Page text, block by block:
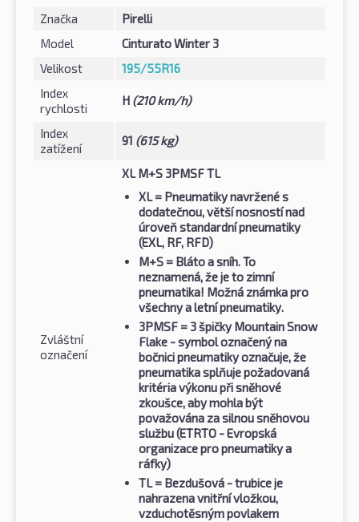
Značka
Pirelli
Model
Cinturato Winter 3
Velikost
195/55R16
Index
rychlosti
H (210 km/h)
Index
zatížení
91 (615 kg)
Zvláštní
označení
XL M+S 3PMSF TL
XL= Pneumatiky navržené s
dodatečnou, větší nosností nad
úroveň standardní pneumatiky
(EXL, RF, RFD)
M+S = Bláto a sníh. To
neznamená, že je to zimní
pneumatika! Možná známka pro
všechny a letní pneumatiky.
3PMSF = 3 špičky Mountain Snow
Flake - symbol označený na
bočnici pneumatiky označuje, že
pneumatika splňuje požadovaná
kritéria výkonu při sněhové
zkoušce, aby mohla být
považována za silnou sněhovou
službu (ETRTO - Evropská
organizace pro pneumatiky a
ráfky)
TL= Bezdušová - trubice je
nahrazena vnitřní vložkou,
vzduchotěsným povlakem